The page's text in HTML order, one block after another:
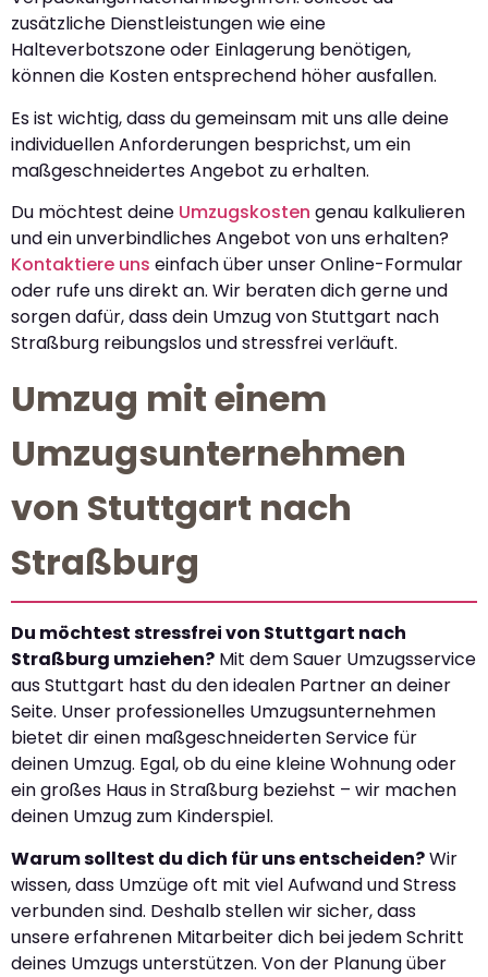
zusätzliche Dienstleistungen wie eine
Halteverbotszone oder Einlagerung benötigen,
können die Kosten entsprechend höher ausfallen.
Es ist wichtig, dass du gemeinsam mit uns alle deine
individuellen Anforderungen besprichst, um ein
maßgeschneidertes Angebot zu erhalten.
Du möchtest deine Umzugskosten genau kalkulieren
und ein unverbindliches Angebot von uns erhalten?
Kontaktiere uns einfach über unser Online-Formular
oder rufe uns direkt an. Wir beraten dich gerne und
sorgen dafür, dass dein Umzug von Stuttgart nach
Straßburg reibungslos und stressfrei verläuft.
Umzug mit einem
Umzugsunternehmen
von Stuttgart nach
Straßburg
Du möchtest stressfrei von Stuttgart nach
Straßburg umziehen? Mit dem Sauer Umzugsservice
aus Stuttgart hast du den idealen Partner an deiner
Seite. Unser professionelles Umzugsunternehmen
bietet dir einen maßgeschneiderten Service für
deinen Umzug. Egal, ob du eine kleine Wohnung oder
ein großes Haus in Straßburg beziehst – wir machen
deinen Umzug zum Kinderspiel.
Warum solltest du dich für uns entscheiden?Wir
wissen, dass Umzüge oft mit viel Aufwand und Stress
verbunden sind. Deshalb stellen wir sicher, dass
unsere erfahrenen Mitarbeiter dich bei jedem Schritt
deines Umzugs unterstützen. Von der Planung über